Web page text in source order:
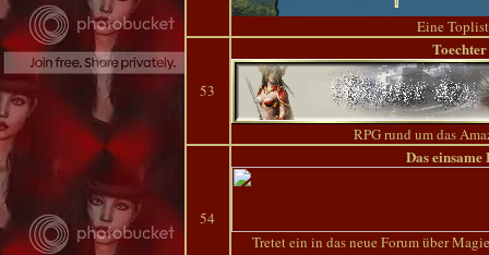
Eine
53
RPG rund um das
54
Das einsame
Tretet ein in das neue Forum über